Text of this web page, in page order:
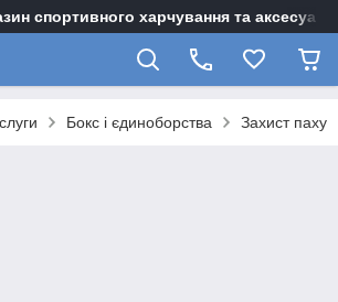
спортивного харчування та
Бокс і єдиноборства Захист паху